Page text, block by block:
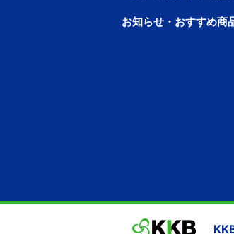
お知らせ・おすすめ商